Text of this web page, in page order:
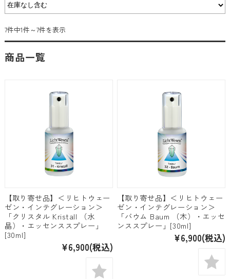
7件中1件～7件を表示
商品一覧
【取り寄せ品】＜リヒトウェー
ゼン・インテグレーション＞
「クリスタル Kristall （水
晶）・エッセンススプレー」
[30ml]
¥6,900(税込)
【取り寄せ品】＜リヒトウェー
ゼン・インテグレーション＞
「バウム Baum （木）・エッセ
ンススプレー」[30ml]
¥6,900(税込)